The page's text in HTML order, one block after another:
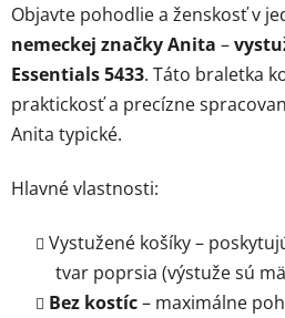
Objavte pohodlie a ženskosť v
nemeckej značky Anita –
Essentials 5433. Táto braletka
praktickosť a precízne
Anita typické.
Hlavné vlastnosti:
Vystužené košíky–
tvar poprsia (výstuže sú
Bez kostíc– maximálne